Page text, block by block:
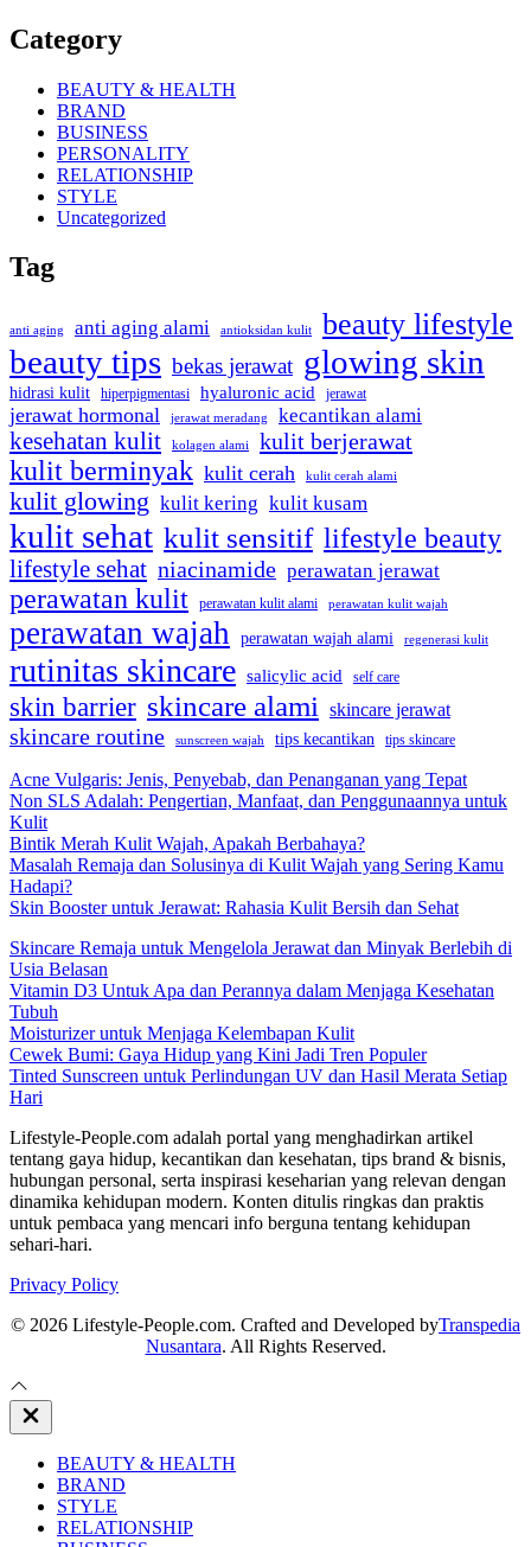
Category
BEAUTY & HEALTH
BRAND
BUSINESS
PERSONALITY
RELATIONSHIP
STYLE
Uncategorized
Tag
anti aging anti aging alami antioksidan kulit beauty lifestyle
beauty tips bekas jerawat glowing skin
hidrasi kulit hiperpigmentasi hyaluronic acid jerawat
jerawat hormonal jerawat meradang kecantikan alami
kesehatan kulit kolagen alami kulit berjerawat
kulit berminyak kulit cerah kulit cerah alami
kulit glowing kulit kering kulit kusam
kulit sehat kulit sensitif lifestyle beauty
lifestyle sehat niacinamide perawatan jerawat
perawatan kulit perawatan kulit alami perawatan kulit wajah
perawatan wajah perawatan wajah alami regenerasi kulit
rutinitas skincare salicylic acid self care
skin barrier skincare alami skincare jerawat
skincare routine sunscreen wajah tips kecantikan tips skincare
Acne Vulgaris: Jenis, Penyebab, dan Penanganan yang Tepat
Non SLS Adalah: Pengertian, Manfaat, dan Penggunaannya untuk
Kulit
Bintik Merah Kulit Wajah, Apakah Berbahaya?
Masalah Remaja dan Solusinya di Kulit Wajah yang Sering Kamu
Hadapi?
Skin Booster untuk Jerawat: Rahasia Kulit Bersih dan Sehat
Skincare Remaja untuk Mengelola Jerawat dan Minyak Berlebih di
Usia Belasan
Vitamin D3 Untuk Apa dan Perannya dalam Menjaga Kesehatan
Tubuh
Moisturizer untuk Menjaga Kelembapan Kulit
Cewek Bumi: Gaya Hidup yang Kini Jadi Tren Populer
Tinted Sunscreen untuk Perlindungan UV dan Hasil Merata Setiap
Hari
Lifestyle-People.com adalah portal yang menghadirkan artikel
tentang gaya hidup, kecantikan dan kesehatan, tips brand & bisnis,
hubungan personal, serta inspirasi keseharian yang relevan dengan
dinamika kehidupan modern. Konten ditulis ringkas dan praktis
untuk pembaca yang mencari info berguna tentang kehidupan
sehari-hari.
Privacy Policy
© 2026 Lifestyle-People.com. Crafted and Developed byTranspedia
Nusantara. All Rights Reserved.
Close
Off
BEAUTY & HEALTH
BRAND
STYLE
RELATIONSHIP